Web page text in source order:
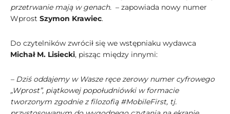
przetrwanie mają w genach. – zapowiada nowy numer
Wprost Szymon Krawiec.
Do czytelników zwrócił się we wstępniaku wydawca
Michał M. Lisiecki, pisząc między innymi:
– Dziś oddajemy w Wasze ręce zerowy numer cyfrowego
„Wprost”, piątkowej popołudniówki w formacie
tworzonym zgodnie z filozofią #MobileFirst, tj.